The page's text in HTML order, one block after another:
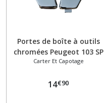
Portes de boîte à outils
chromées Peugeot 103 SP
MVL avec emplacement
Carter Et Capotage
14€90